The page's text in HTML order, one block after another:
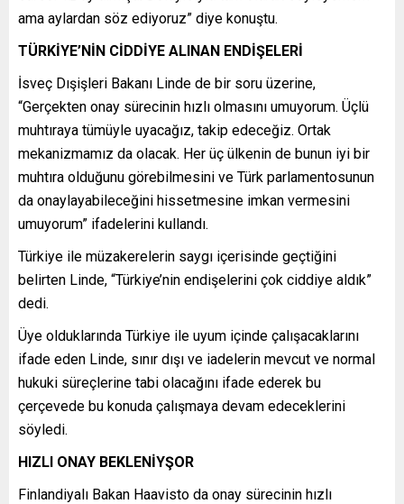
ama aylardan söz ediyoruz” diye konuştu.
TÜRKİYE’NİN CİDDİYE ALINAN ENDİŞELERİ
İsveç Dışişleri Bakanı Linde de bir soru üzerine,
“Gerçekten onay sürecinin hızlı olmasını umuyorum. Üçlü
muhtıraya tümüyle uyacağız, takip edeceğiz. Ortak
mekanizmamız da olacak. Her üç ülkenin de bunun iyi bir
muhtıra olduğunu görebilmesini ve Türk parlamentosunun
da onaylayabileceğini hissetmesine imkan vermesini
umuyorum” ifadelerini kullandı.
Türkiye ile müzakerelerin saygı içerisinde geçtiğini
belirten Linde, “Türkiye’nin endişelerini çok ciddiye aldık”
dedi.
Üye olduklarında Türkiye ile uyum içinde çalışacaklarını
ifade eden Linde, sınır dışı ve iadelerin mevcut ve normal
hukuki süreçlerine tabi olacağını ifade ederek bu
çerçevede bu konuda çalışmaya devam edeceklerini
söyledi.
HIZLI ONAY BEKLENİYŞOR
Finlandiyalı Bakan Haavisto da onay sürecinin hızlı